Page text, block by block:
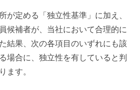
が定める「独立性基準」に加え、
候補者が、当社において合理的に
結果、次の各項目のいずれにも該
場合に、独立性を有していると判
ます。